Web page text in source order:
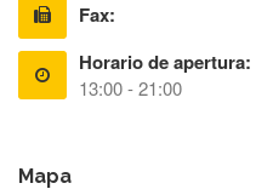
Fax:
Horario de apertura:
13:00 - 21:00
Mapa